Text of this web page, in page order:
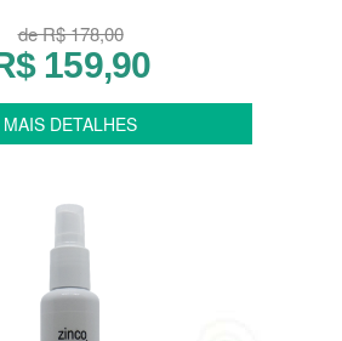
de R$ 178,00
159,90